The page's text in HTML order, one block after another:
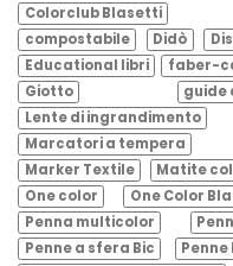
Colorclub Blasetti
compostabile
Didò
Educational libri
faber-
Giotto
guide
Lente di ingrandimento
Marcatori a tempera
Marker Textile
Matite
One color
One Color
Penna multicolor
Penne a sfera Bic